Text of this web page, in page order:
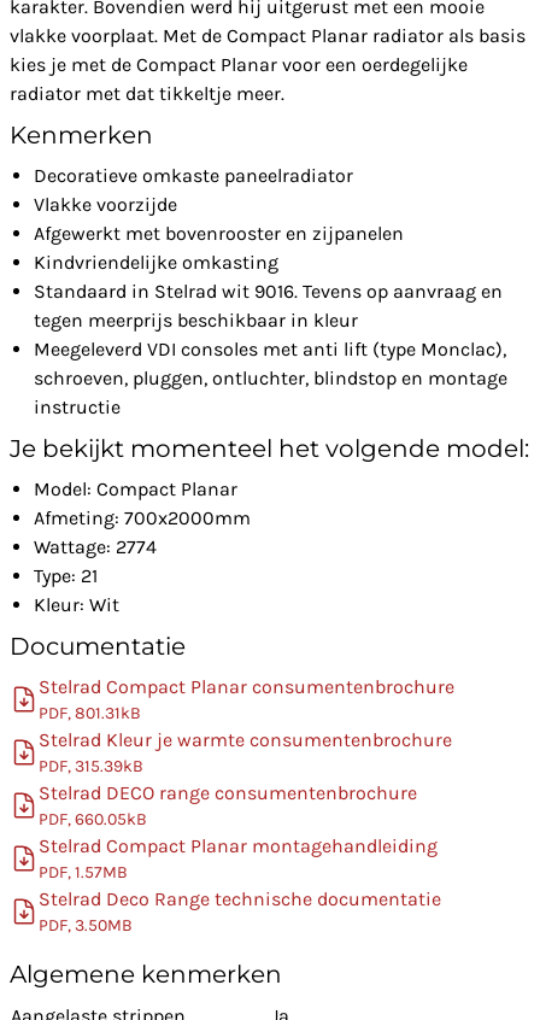
karakter. Bovendien werd hij uitgerust met een mooie
vlakke voorplaat. Met de Compact Planar radiator als basis
kies je met de Compact Planar voor een oerdegelijke
radiator met dat tikkeltje meer.
Kenmerken
Decoratieve omkaste paneelradiator
Vlakke voorzijde
Afgewerkt met bovenrooster en zijpanelen
Kindvriendelijke omkasting
Standaard in Stelrad wit 9016. Tevens op aanvraag en
tegen meerprijs beschikbaar in kleur
Meegeleverd VDI consoles met anti lift (type Monclac),
schroeven, pluggen, ontluchter, blindstop en montage
instructie
Je bekijkt momenteel het volgende model:
Model: Compact Planar
Afmeting: 700x2000mm
Wattage: 2774
Type: 21
Kleur: Wit
Documentatie
Stelrad Compact Planar consumentenbrochure
PDF, 801.31kB
Stelrad Kleur je warmte consumentenbrochure
PDF, 315.39kB
Stelrad DECO range consumentenbrochure
PDF, 660.05kB
Stelrad Compact Planar montagehandleiding
PDF, 1.57MB
Stelrad Deco Range technische documentatie
PDF, 3.50MB
Algemene kenmerken